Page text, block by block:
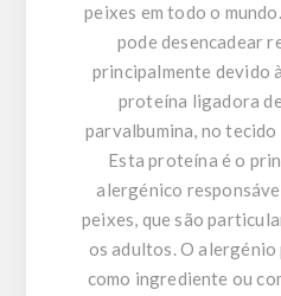
peixes em todo o
pode desencadear
principalmente devido
proteína ligadora
parvalbumina, no
Esta proteína é o
alergénico
peixes, que são
os adultos. O
como ingrediente ou